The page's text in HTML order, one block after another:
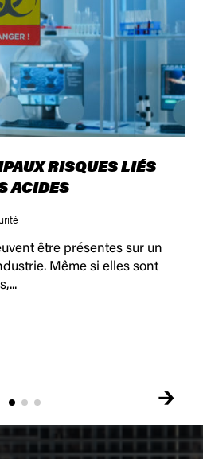
RISQUES LIÉS
ACIDES
être présentes sur un
Même si elles sont
🡲